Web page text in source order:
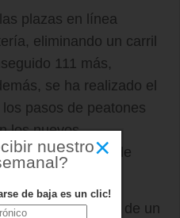
plazas en línea
eliminando un carril
111 más,
se ha realizado el
pasos de peatones
los nuevos
un paso de
con la instalación de un
×
nuestro
de baja es un clic!